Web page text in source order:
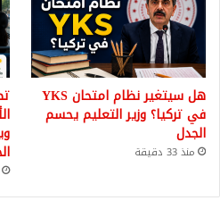
هل سيتغير نظام امتحان YKS
في تركيا؟ وزير التعليم يحسم
الجدل
منذ 33 دقيقة